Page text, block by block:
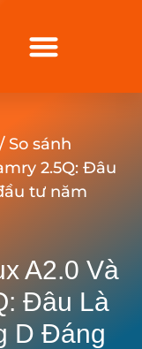
/ So sánh
2.5Q: Đâu
tư năm
A2.0 Và
Đâu Là
D Đáng